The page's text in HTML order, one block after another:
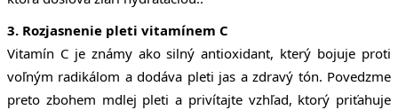
3. Rozjasnenie pleti vitamínem C
Vitamín C je známy ako silný antioxidant, který bojuje proti
voľným radikálom a dodáva pleti jas a zdravý tón. Povedzme
preto zbohem mdlej pleti a privítajte vzhľad, ktorý priťahuje